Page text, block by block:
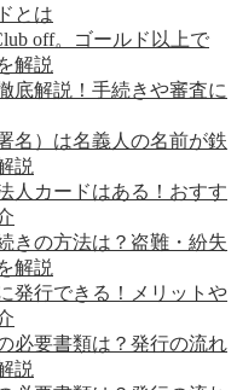
とは
off。ゴールド以上で
解説
底解説！手続きや審査に
名）は名義人の名前が鉄
説
人カードはある！おすす
きの方法は？盗難・紛失
解説
発行できる！メリットや
必要書類は？発行の流れ
説